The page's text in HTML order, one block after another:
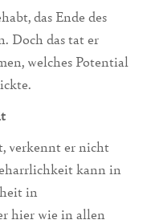
das Ende des
Doch das tat er
welches Potential
verkennt er nicht
kann in
in
hier wie in allen